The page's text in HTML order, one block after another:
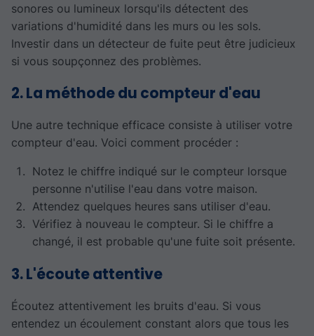
sonores ou lumineux lorsqu'ils détectent des
variations d'humidité dans les murs ou les sols.
Investir dans un détecteur de fuite peut être judicieux
si vous soupçonnez des problèmes.
2. La méthode du compteur d'eau
Une autre technique efficace consiste à utiliser votre
compteur d'eau. Voici comment procéder :
Notez le chiffre indiqué sur le compteur lorsque
personne n'utilise l'eau dans votre maison.
Attendez quelques heures sans utiliser d'eau.
Vérifiez à nouveau le compteur. Si le chiffre a
changé, il est probable qu'une fuite soit présente.
3. L'écoute attentive
Écoutez attentivement les bruits d'eau. Si vous
entendez un écoulement constant alors que tous les